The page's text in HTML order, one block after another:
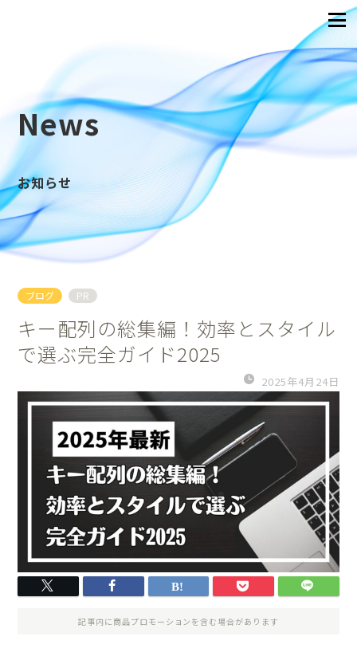
News
お知らせ
ブログ PR
キー配列の総集編！効率とスタイル
で選ぶ完全ガイド2025
2025年4月24日
記事内に商品プロモーションを含む場合があります